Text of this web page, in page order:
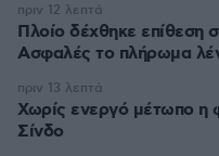
Πλοίο δέχθηκε επίθεση
Ασφαλές το πλήρωμα
πριν 12 λεπτά
Χωρίς ενεργό μέτωπο η
Σίνδο
πριν 13 λεπτά